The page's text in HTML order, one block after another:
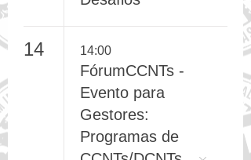
14:00
FórumCCNTs -
Evento para
Gestores: